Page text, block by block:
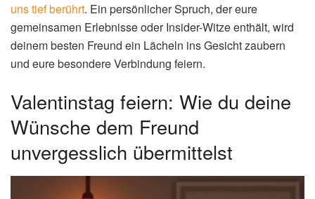
uns tief berührt. Ein persönlicher Spruch, der eure
gemeinsamen Erlebnisse oder Insider-Witze enthält, wird
deinem besten Freund ein Lächeln ins Gesicht zaubern
und eure besondere Verbindung feiern.
Valentinstag feiern: Wie du deine
Wünsche dem Freund
unvergesslich übermittelst